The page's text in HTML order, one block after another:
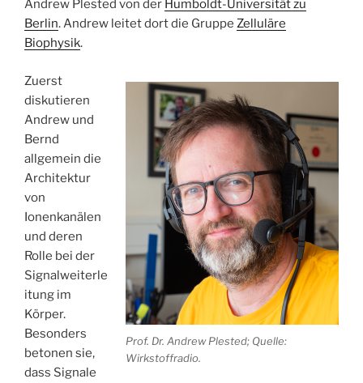
Andrew Plested von der Humboldt-Universität zu
Berlin. Andrew leitet dort die Gruppe Zelluläre
Biophysik.
Prof. Dr. Andrew Plested; Quelle:
Wirkstoffradio.
Zuerst
diskutieren
Andrew und
Bernd
allgemein die
Architektur
von
Ionenkanälen
und deren
Rolle bei der
Signalweiterle
itung im
Körper.
Besonders
betonen sie,
dass Signale